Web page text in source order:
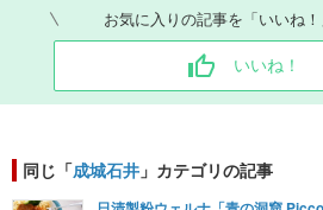
お気に入りの記事を「いいね
いいね！
同じ「成城石井 」カテゴリの記事